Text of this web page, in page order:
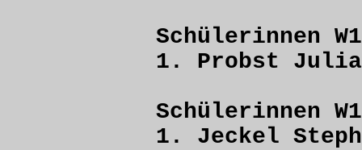
Schülerinnen
1. Probst
Schülerinnen
1. Jeckel